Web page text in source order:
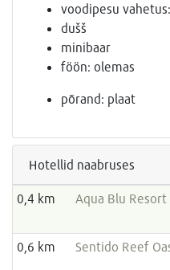
voodipesu
dušš
minibaar
föön: olemas
põrand: plaat
Hotellid naabruses
0,4 km
Aqua Blu
0,6 km
Sentido Reef